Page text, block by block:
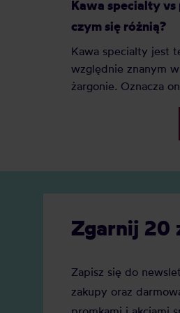
Kawa specialty vs
czym się różnią?
Kawa specialty jest
względnie znanym
żargonie. Oznacza
najwyższej jakości,
premium? Czy to
marketingowy czy
którą najlepiej
Zgarnij 20
Zapisz się do
zakupy oraz